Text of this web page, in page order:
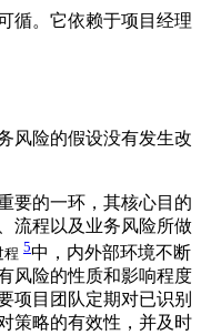
循。它依赖于项目经理
风险的假设没有发生改
要的一环，其核心目的
流程以及业务风险所做
程 5中，内外部环境不断
风险的性质和影响程度
项目团队定期对已识别
策略的有效性，并及时